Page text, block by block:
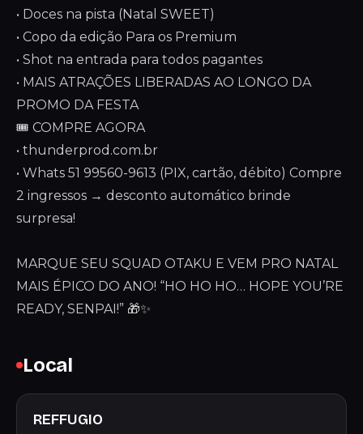
• Doces na pista (Natal SWEET)
• Copo da edição Para os Premium
• Shot na entrada para todos pagantes
• MAIS ATRAÇÕES LIBERADAS AO LONGO DA
PROMO DA FESTA
🎟️ COMPRE AGORA
• thunderprod.com.br
• Whats 51 99560-9613 (PIX, cartão, débito) Compre
2 ingressos → desconto automático brinde
surpresa!
MARQUE SEU SQUAD OTAKU E VEM PRO NATAL
MAIS ÉPICO DO ANO! “HO HO HO… HOPE YOU’RE
READY, SENPAI!” 🎁✨
Local
REFFUGIO